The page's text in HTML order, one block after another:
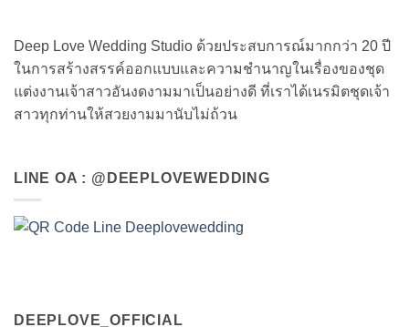
Deep Love Wedding Studio ด้วยประสบการณ์มากกว่า 20 ปี
ในการสร้างสรรค์ออกแบบและความชำนาญในเรื่องของชุด
แต่งงานเจ้าสาวอันงดงามมาเป็นอย่างดี ที่เราได้เนรมิตชุดเจ้า
สาวทุกท่านให้สวยงามมานับไม่ถ้วน
LINE OA : @DEEPLOVEWEDDING
DEEPLOVE_OFFICIAL